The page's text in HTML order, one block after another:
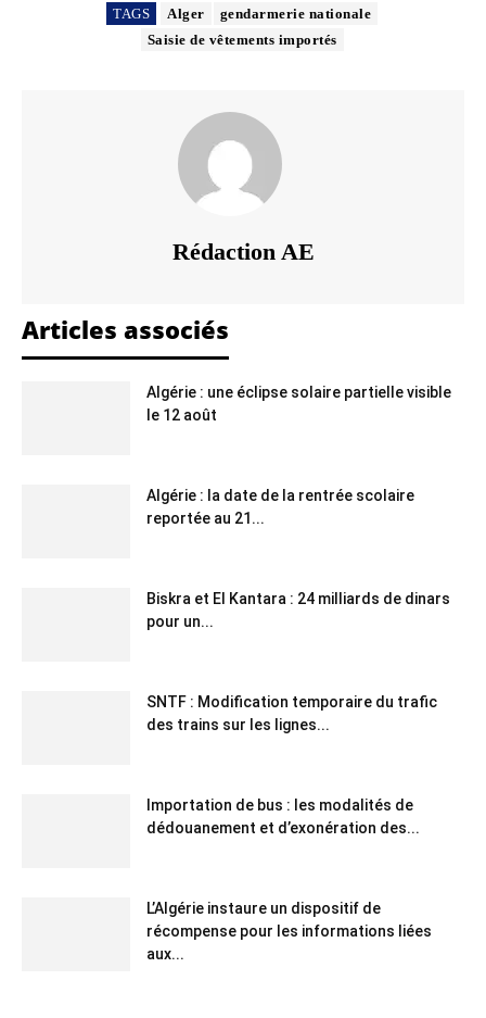
TAGS Alger
gendarmerie nationale
Saisie de vêtements importés
Rédaction AE
Articles associés
Algérie : une éclipse solaire partielle visible
le 12 août
Algérie : la date de la rentrée scolaire
reportée au 21...
Biskra et El Kantara : 24 milliards de dinars
pour un...
SNTF : Modification temporaire du trafic
des trains sur les lignes...
Importation de bus : les modalités de
dédouanement et d’exonération des...
L’Algérie instaure un dispositif de
récompense pour les informations liées
aux...